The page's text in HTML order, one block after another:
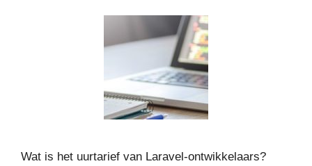
Wat is het uurtarief van Laravel-ontwikkelaars?